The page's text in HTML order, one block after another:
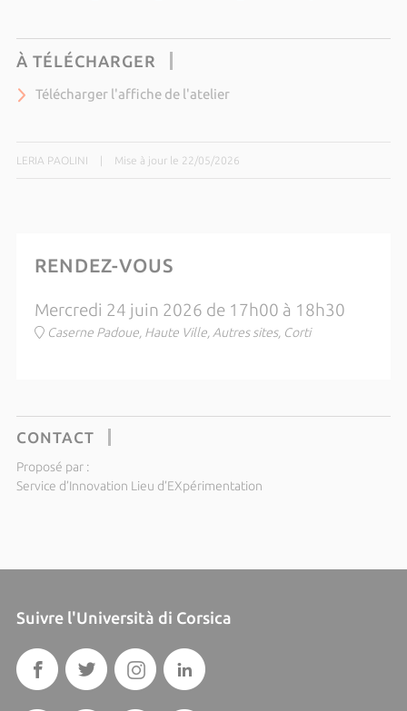
À TÉLÉCHARGER
Télécharger l'affiche de l'atelier
LERIA PAOLINI Mise à jour le 22/05/2026
RENDEZ-VOUS
Mercredi 24 juin 2026 de 17h00 à 18h30
Caserne Padoue, Haute Ville, Autres sites, Corti
CONTACT
Proposé par :
Service d’Innovation Lieu d’EXpérimentation
Suivre l'Università di Corsica